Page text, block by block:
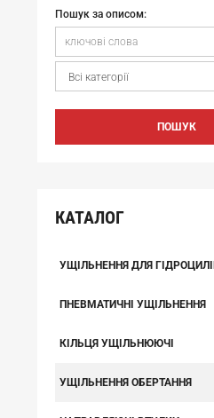
Пошук за описом:
ПОШУК
КАТАЛОГ
УЩІЛЬНЕННЯ ДЛЯ
ПНЕВМАТИЧНІ УЩІЛЬНЕННЯ
КІЛЬЦЯ УЩІЛЬНЮЮЧІ
УЩІЛЬНЕННЯ ОБЕРТАННЯ